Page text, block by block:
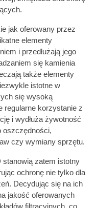
jak oferowany przez
elementy
i przedłużają jego
się kamienia
także elementy
istotne w
się wysoką
regularne korzystanie z
i wydłuża żywotność
oszczędności,
czy wymiany sprzętu.
stanowią zatem istotny
ochronę nie tylko dla
Decydując się na ich
jakość oferowanych
filtracyjnych, co